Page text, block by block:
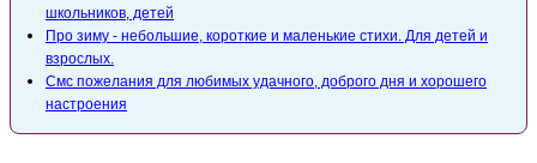
школьников, детей
Про зиму - небольшие, короткие и маленькие стихи. Для детей и
взрослых.
Смс пожелания для любимых удачного, доброго дня и хорошего
настроения